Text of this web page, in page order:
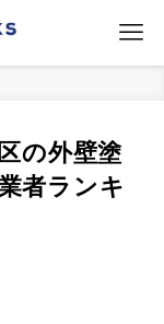
の外壁塗
者ランキ